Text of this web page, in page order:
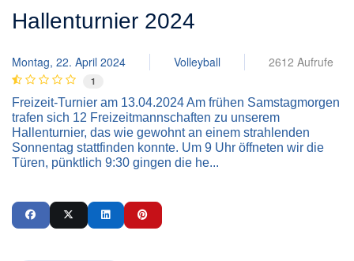
Hallenturnier 2024
Montag, 22. April 2024 Volleyball 2612 Aufrufe
1
Freizeit-Turnier am 13.04.2024 Am frühen Samstagmorgen
trafen sich 12 Freizeitmannschaften zu unserem
Hallenturnier, das wie gewohnt an einem strahlenden
Sonnentag stattfinden konnte. Um 9 Uhr öffneten wir die
Türen, pünktlich 9:30 gingen die he...